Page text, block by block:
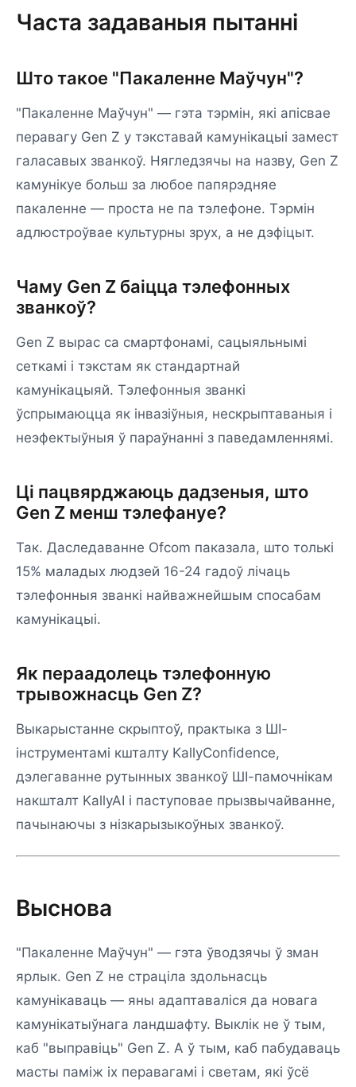
Часта задаваныя пытанні
Што такое "Пакаленне Маўчун"?
"Пакаленне Маўчун" — гэта тэрмін, які апісвае
перавагу Gen Z у тэкставай камунікацыі замест
галасавых званкоў. Нягледзячы на назву, Gen Z
камунікуе больш за любое папярэдняе
пакаленне — проста не па тэлефоне. Тэрмін
адлюстроўвае культурны зрух, а не дэфіцыт.
Чаму Gen Z баіцца тэлефонных
званкоў?
Gen Z вырас са смартфонамі, сацыяльнымі
сеткамі і тэкстам як стандартнай
камунікацыяй. Тэлефонныя званкі
ўспрымаюцца як інвазіўныя, нескрыптаваныя і
неэфектыўныя ў параўнанні з паведамленнямі.
Ці пацвярджаюць дадзеныя, што
Gen Z менш тэлефануе?
Так. Даследаванне Ofcom паказала, што толькі
15% маладых людзей 16-24 гадоў лічаць
тэлефонныя званкі найважнейшым спосабам
камунікацыі.
Як пераадолець тэлефонную
трывожнасць Gen Z?
Выкарыстанне скрыптоў, практыка з ШІ-
інструментамі кшталту KallyConfidence,
дэлегаванне рутынных званкоў ШІ-памочнікам
накшталт KallyAI і паступовае прызвычайванне,
пачынаючы з нізкарызыкоўных званкоў.
Выснова
"Пакаленне Маўчун" — гэта ўводзячы ў зман
ярлык. Gen Z не страціла здольнасць
камунікаваць — яны адаптаваліся да новага
камунікатыўнага ландшафту. Выклік не ў тым,
каб "выправіць" Gen Z. А ў тым, каб пабудаваць
масты паміж іх перавагамі і светам, які ўсё